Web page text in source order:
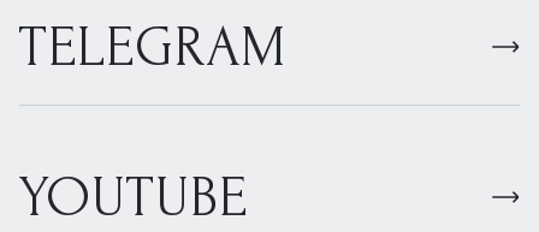
TELEGRAM
YOUTUBE